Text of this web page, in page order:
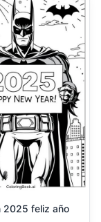
2025 feliz año